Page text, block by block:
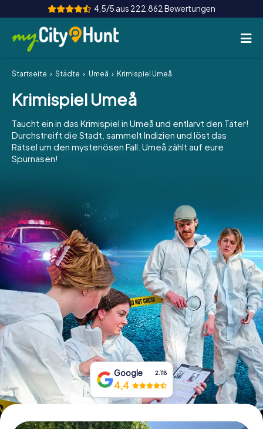
4,5/5 aus 222.862 Bewertungen
So funktioniert's
Städte
Touren
Teamevent
INT AT
ES
IE
IT
NL
Tickets buchen
Gutscheine bestellen
Startseite Städte Umeå Krimispiel Umeå
Krimispiel Umeå
Taucht ein in das Krimispiel in Umeå und entlarvt den Täter!
Durchstreift die Stadt, sammelt Indizien und löst das
Rätsel um den mysteriösen Fall. Umeå zählt auf eure
Spürnasen!
Google 2.118
4,4